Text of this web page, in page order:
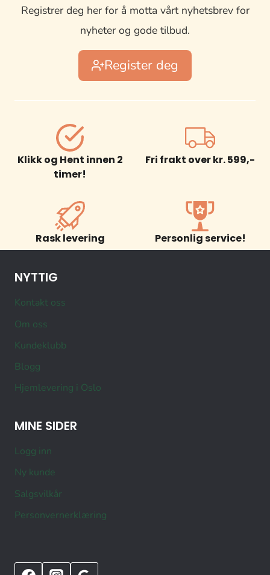
Registrer deg her for å motta vårt nyhetsbrev for
nyheter og gode tilbud.
Register deg
Klikk og Hent innen 2
timer!
Fri frakt over kr. 599,-
Rask levering Personlig service!
NYTTIG
Kontakt oss
Om oss
Kundeklubb
Blogg
Hjemlevering i Oslo
MINE SIDER
Logg inn
Ny kunde
Salgsvilkår
Personvernerklæring